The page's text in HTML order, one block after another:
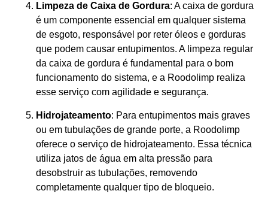
Limpeza de Caixa de Gordura: A caixa de gordura
é um componente essencial em qualquer sistema
de esgoto, responsável por reter óleos e gorduras
que podem causar entupimentos. A limpeza regular
da caixa de gordura é fundamental para o bom
funcionamento do sistema, e a Roodolimp realiza
esse serviço com agilidade e segurança.
Hidrojateamento: Para entupimentos mais graves
ou em tubulações de grande porte, a Roodolimp
oferece o serviço de hidrojateamento. Essa técnica
utiliza jatos de água em alta pressão para
desobstruir as tubulações, removendo
completamente qualquer tipo de bloqueio.